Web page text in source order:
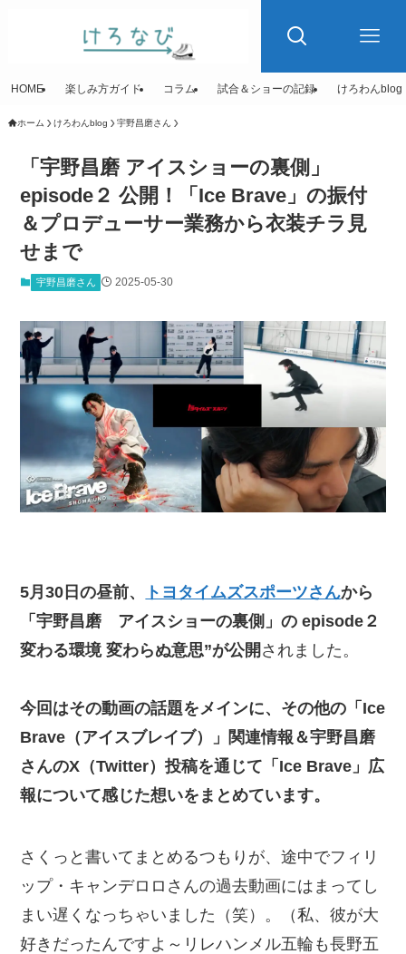
HOME 楽しみ方ガイド コラム 試合＆ショーの記録 けろわんblog
ホーム けろわんblog 宇野昌磨さん
「宇野昌磨 アイスショーの裏側」
episode２ 公開！「Ice Brave」の振付
＆プロデューサー業務から衣装チラ見
せまで
宇野昌磨さん 2025-05-30
5月30日の昼前、 トヨタイムズスポーツさんから
「宇野昌磨 アイスショーの裏側」の episode２
変わる環境 変わらぬ意思”が公開 されました。
今回はその動画の話題をメインに、その他の「Ice
Brave（アイスブレイブ）」関連情報＆宇野昌磨
さんのX（Twitter）投稿を通じて「Ice Brave」広
報について感じた想いをまとめています。
さくっと書いてまとめるつもりが、途中でフィリ
ップ・キャンデロロさんの過去動画にはまってし
まい遅くなっちゃいました（笑）。（私、彼が大
好きだったんですよ～リレハンメル五輪も長野五